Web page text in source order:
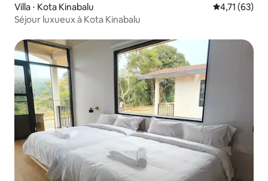
Villa ⋅ Kota Kinabalu Évaluation
4,71 (63)
Séjour luxueux à Kota Kinabalu